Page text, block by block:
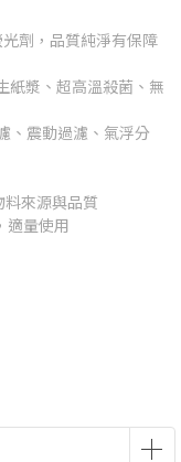
劑，品質純淨有保障
紙漿、超高溫殺菌、無
、震動過濾、氣浮分
來源與品質
適量使用